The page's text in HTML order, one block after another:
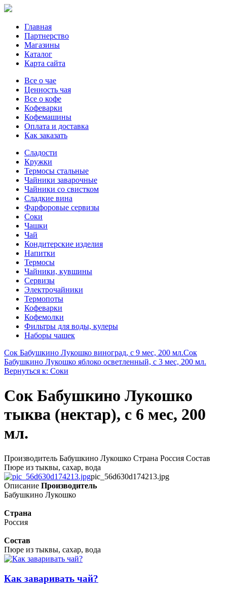
Главная
Партнерство
Магазины
Каталог
Карта сайта
Все о чае
Ценность чая
Все о кофе
Кофеварки
Кофемашины
Оплата и доставка
Как заказать
Сладости
Кружки
Термосы стальные
Чайники заварочные
Чайники со свистком
Сладкие вина
Фарфоровые сервизы
Соки
Чашки
Чай
Кондитерские изделия
Напитки
Термосы
Чайники, кувшины
Сервизы
Электрочайники
Термопоты
Кофеварки
Кофемолки
Фильтры для воды, кулеры
Наборы чашек
Сок Бабушкино Лукошко виноград, с 9 мес, 200 мл.Сок
Бабушкино Лукошко яблоко осветленный, с 3 мес, 200 мл.
Вернуться к: Соки
Сок Бабушкино Лукошко
тыква (нектар), с 6 мес, 200
мл.
Производитель Бабушкино Лукошко Страна Россия Состав
Пюре из тыквы, сахар, вода
pic_56d630d174213.jpg
Описание Производитель
Бабушкино Лукошко
Страна
Россия
Состав
Пюре из тыквы, сахар, вода
Как заваривать чай?